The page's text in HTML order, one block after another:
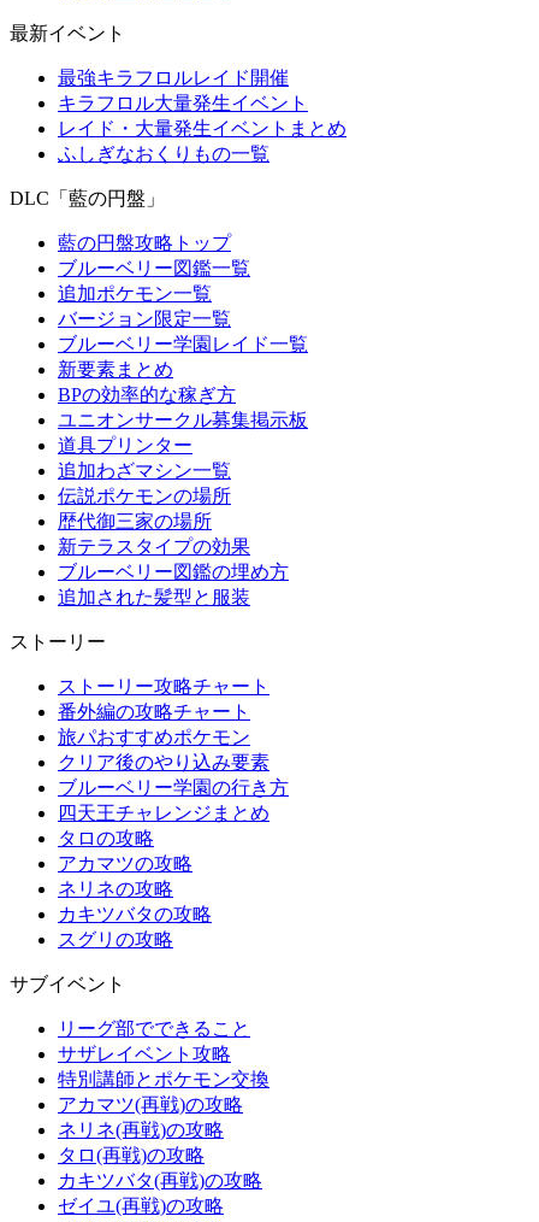
最新イベント
最強キラフロルレイド開催
キラフロル大量発生イベント
レイド・大量発生イベントまとめ
ふしぎなおくりもの一覧
DLC「藍の円盤」
藍の円盤攻略トップ
ブルーベリー図鑑一覧
追加ポケモン一覧
バージョン限定一覧
ブルーベリー学園レイド一覧
新要素まとめ
BPの効率的な稼ぎ方
ユニオンサークル募集掲示板
道具プリンター
追加わざマシン一覧
伝説ポケモンの場所
歴代御三家の場所
新テラスタイプの効果
ブルーベリー図鑑の埋め方
追加された髪型と服装
ストーリー
ストーリー攻略チャート
番外編の攻略チャート
旅パおすすめポケモン
クリア後のやり込み要素
ブルーベリー学園の行き方
四天王チャレンジまとめ
タロの攻略
アカマツの攻略
ネリネの攻略
カキツバタの攻略
スグリの攻略
サブイベント
リーグ部でできること
サザレイベント攻略
特別講師とポケモン交換
アカマツ(再戦)の攻略
ネリネ(再戦)の攻略
タロ(再戦)の攻略
カキツバタ(再戦)の攻略
ゼイユ(再戦)の攻略